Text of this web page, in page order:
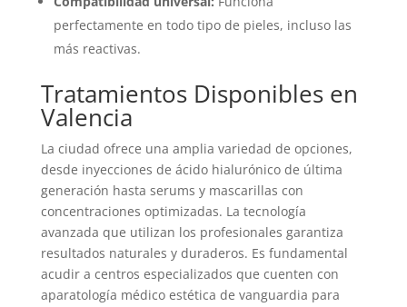
perfectamente en todo tipo de pieles, incluso las
más reactivas.
Tratamientos Disponibles en
Valencia
La ciudad ofrece una amplia variedad de opciones,
desde inyecciones de ácido hialurónico de última
generación hasta serums y mascarillas con
concentraciones optimizadas. La tecnología
avanzada que utilizan los profesionales garantiza
resultados naturales y duraderos. Es fundamental
acudir a centros especializados que cuenten con
aparatología médico estética de vanguardia para